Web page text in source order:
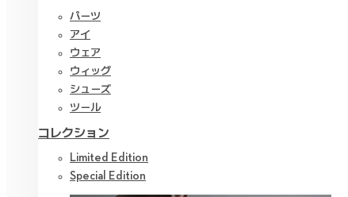
パーツ
アイ
ウェア
ウィッグ
シューズ
ツール
コレクション
Limited Edition
Special Edition